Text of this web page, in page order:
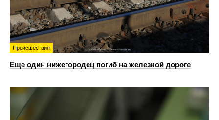
Происшествия
Еще один нижегородец погиб на железной дороге